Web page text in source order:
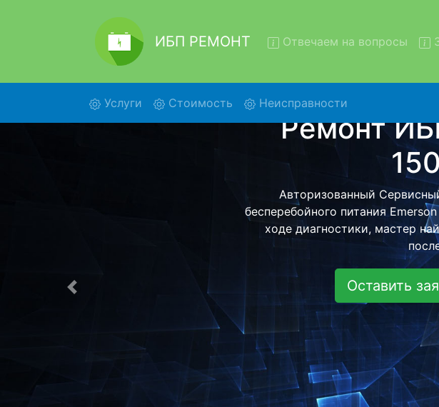
ИБП РЕМОНТ Отвечаем на вопросы
Услуги (current)Стоимость Неисправности
Ремонт ИБП
Ремонт ИБП Emerson GXT4-
помощью нашей бесплатной
более детального ремонта.
при
Оставить
Предыдущая